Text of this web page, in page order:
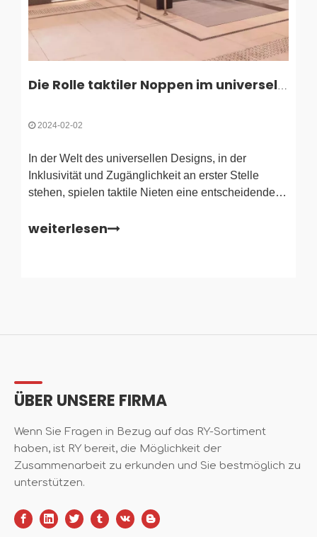
Die Rolle taktiler Noppen im universellen Design
2024-02-02
In der Welt des universellen Designs, in der
Inklusivität und Zugänglichkeit an erster Stelle
stehen, spielen taktile Nieten eine entscheidende
sollen Menschen mit Sehbehinderungen taktiles
weiterlesen
ÜBER UNSERE FIRMA
Wenn Sie Fragen in Bezug auf das RY-Sortiment
haben, ist RY bereit, die Möglichkeit der
Zusammenarbeit zu erkunden und Sie bestmöglich zu
unterstützen.